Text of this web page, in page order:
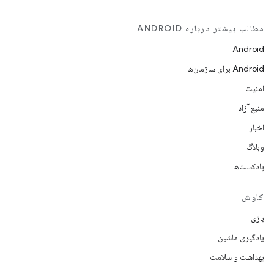
مطالب بیشتر درباره ANDROID
Android
Android برای سازمان‌ها
امنیت
منبع آزاد
اخبار
وبلاگ
پادکست‌ها
کاوش
بازی
یادگیری ماشین
بهداشت و سلامت